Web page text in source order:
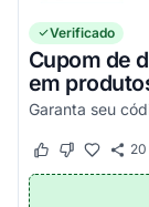
Verificado
Cupom de
em
Este cupom
Este cupom20